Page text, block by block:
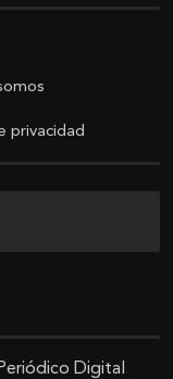
privacidad
Digital